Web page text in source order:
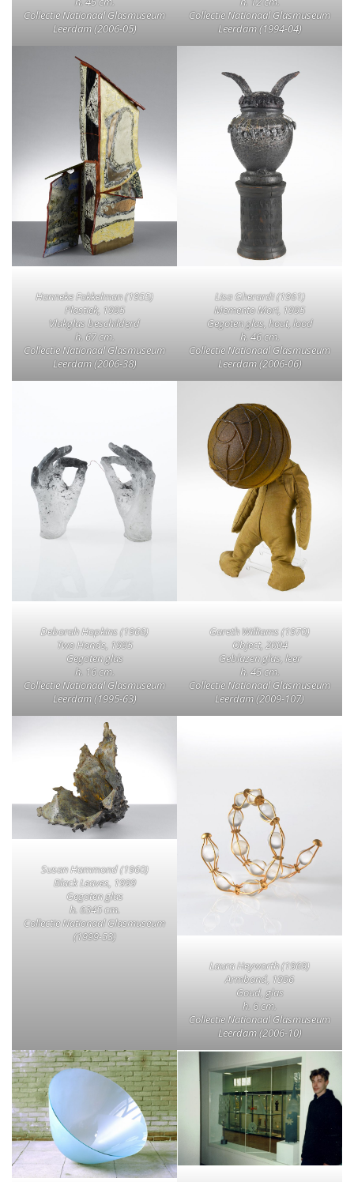
Collectie Nationaal Glasmuseum
Leerdam (2006-05)
Collectie Nationaal Glasmuseum
Leerdam (1994-04)
Hanneke Fokkelman (1955)
Plastiek, 1995
Vlakglas beschilderd
h. 67 cm.
Collectie Nationaal Glasmuseum
Leerdam (2006-38)
Lisa Gherardi (1961)
Memento Mori, 1995
Gegoten glas, hout, lood
h. 46 cm.
Collectie Nationaal Glasmuseum
Leerdam (2006-06)
Deborah Hopkins (1966)
Two Hands, 1995
Gegoten glas
h. 16 cm.
Collectie Nationaal Glasmuseum
Leerdam (1995-63)
Gareth Williams (1970)
Object, 2004
Geblazen glas, leer
h. 45 cm.
Collectie Nationaal Glasmuseum
Leerdam (2009-107)
Susan Hammond (1960)
Black Leaves, 1999
Gegoten glas
h. 6345 cm.
Collectie Nationaal Glasmuseum
(1999-53)
Laura Heyworth (1969)
Armband, 1996
Goud, glas
h. 6 cm.
Collectie Nationaal Glasmuseum
Leerdam (2006-10)